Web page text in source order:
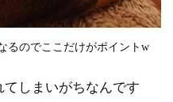
るのでここだけがポイントw
しまいがちなんです